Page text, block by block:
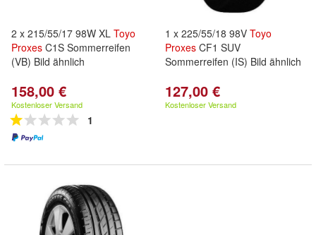
2 x 215/55/17 98W XL Toyo
Proxes C1S Sommerreifen
(VB) Bild ähnlich
158,00 €
Kostenloser Versand
1
1 x 225/55/18 98V Toyo
Proxes CF1 SUV
Sommerreifen (IS) Bild ähnlich
127,00 €
Kostenloser Versand